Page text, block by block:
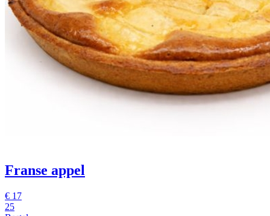
Franse appel
€ 17
25